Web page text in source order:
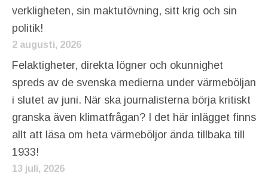
verkligheten, sin maktutövning, sitt krig och sin
politik!
2 augusti, 2026
Felaktigheter, direkta lögner och okunnighet
spreds av de svenska medierna under värmeböljan
i slutet av juni. När ska journalisterna börja kritiskt
granska även klimatfrågan? I det här inlägget finns
allt att läsa om heta värmeböljor ända tillbaka till
1933!
13 juli, 2026